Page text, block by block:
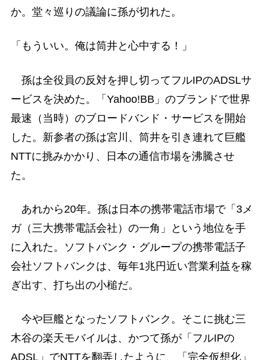
か。堂々巡りの議論に孫が切れた。
「もういい。俺は筒井と心中する！」
孫は全役員の反対を押し切ってフルIPのADSLサ
ービスを決めた。「Yahoo!BB」のブランドで世界
最速（当時）のブロードバンド・サービスを開始
した。新参者の孫は宮川、筒井を引き連れて巨艦
NTTに挑みかかり、日本の通信市場を沸騰させ
た。
あれから20年。孫は日本の携帯電話市場で「3メ
ガ（三大携帯電話会社）の一角」という地位を手
に入れた。ソフトバンク・グループの携帯電話子
会社ソフトバンクは、毎年1兆円近い営業利益を稼
ぎ出す、打ち出の小槌だ。
今や巨艦となったソフトバンク。そこに挑む三
木谷の楽天モバイルは、かつて孫が「フルIPの
ADSL」でNTTを翻弄したように、「完全仮想化」